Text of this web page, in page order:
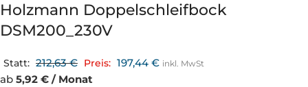
Holzmann Doppelschleifbock
DSM200_230V
Statt: 212,63€ Preis: 197,44 € inkl. MwSt
ab 5,92 € / Monat